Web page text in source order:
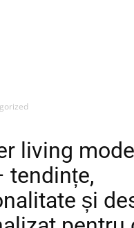
living
tendințe,
și